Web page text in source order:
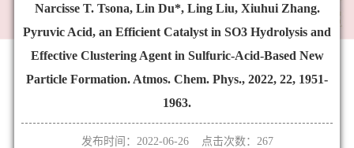
Narcisse T. Tsona, Lin Du*, Ling Liu, Xiuhui Zhang.
Pyruvic Acid, an Efficient Catalyst in SO3 Hydrolysis and
Effective Clustering Agent in Sulfuric-Acid-Based New
Particle Formation. Atmos. Chem. Phys., 2022, 22, 1951-
1963.
发布时间：2022-06-26 点击次数： 267